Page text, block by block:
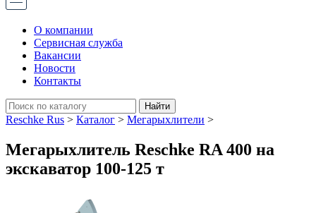
О компании
Сервисная служба
Вакансии
Новости
Контакты
Reschke Rus > Каталог > Мегарыхлители >
Мегарыхлитель Reschke RA 400 на
экскаватор 100-125 т